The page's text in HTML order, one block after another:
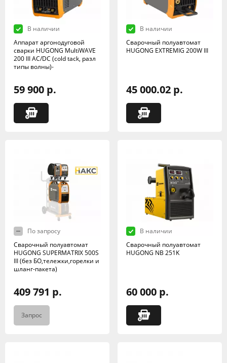
В наличии
Аппарат аргонодуговой
сварки HUGONG MultiWAVE
200 III AC/DC (cold tack, разл
типы волны)-
59 900 р.
В наличии
Сварочный полуавтомат
HUGONG EXTREMIG 200W III
45 000.02 р.
По запросу
Сварочный полуавтомат
HUGONG SUPERMATRIX 500S
III (без БО,тележки,горелки и
шланг-пакета)
409 791 р.
Запрос
В наличии
Сварочный полуавтомат
HUGONG NB 251K
60 000 р.